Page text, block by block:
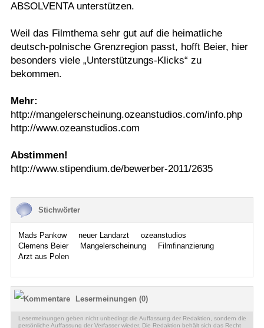
ABSOLVENTA unterstützen.
Weil das Filmthema sehr gut auf die heimatliche
deutsch-polnische Grenzregion passt, hofft Beier, hier
besonders viele „Unterstützungs-Klicks“ zu
bekommen.
Mehr:
http://mangelerscheinung.ozeanstudios.com/info.php
http://www.ozeanstudios.com
Abstimmen!
http://www.stipendium.de/bewerber-2011/2635
Stichwörter
Mads Pankow neuer Landarzt
ozeanstudios
Clemens Beier
Mangelerscheinung
Filmfinanzierung
Arzt aus Polen
Lesermeinungen (0)
Lesermeinungen geben nicht unbedingt die Auffassung der Redaktion, sondern die
persönliche Auffassung der Verfasser wieder. Die Redaktion behält sich das Recht